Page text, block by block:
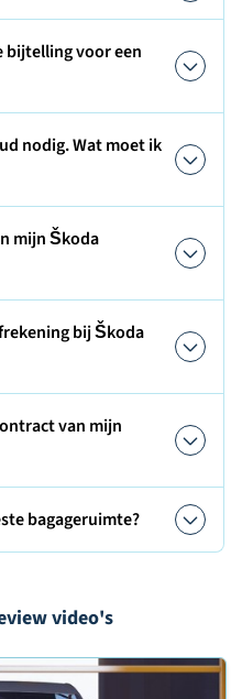
bijtelling voor een
nodig. Wat moet ik
mijn Škoda
bij Škoda
van mijn
bagageruimte?
video's